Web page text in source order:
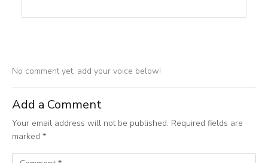
No comment yet, add your voice below!
Add a Comment
Your email address will not be published. Required fields are
marked *